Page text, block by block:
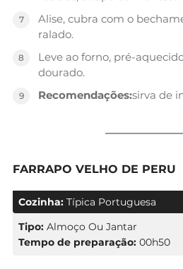
Alise, cubra com o
ralado.
Leve ao forno, pré-
dourado.
Recomendações:sirva de
FARRAPO VELHO DE PERU
Cozinha: Típica Portuguesa
Tipo: Almoço Ou Jantar
Tempo de preparação: 00h50